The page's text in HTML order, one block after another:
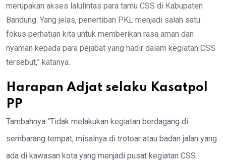
merupakan akses lalulintas para tamu CSS di Kabupaten
Bandung. Yang jelas, penertiban PKL menjadi salah satu
fokus perhatian kita untuk memberikan rasa aman dan
nyaman kepada para pejabat yang hadir dalam kegiatan CSS
tersebut,” katanya.
Harapan Adjat selaku Kasatpol
PP
Tambahnya “Tidak melakukan kegiatan berdagang di
sembarang tempat, misalnya di trotoar atau badan jalan yang
ada di kawasan kota yang menjadi pusat kegiatan CSS.